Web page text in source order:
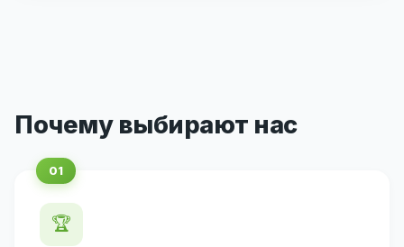
Почему выбирают нас
🏆